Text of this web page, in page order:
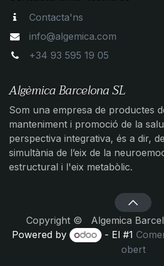
Contacta'ns
info@algemica.com
+34 93 595 19 05
Algèmica Barcelona SL
Som una empresa de productes
manteniment i promoció de la
perspectiva integrativa, és a dir,
simultània de l’eix de la
estructural i l'eix metabòlic.
Copyright © Algemica
Powered by - El #1
obert